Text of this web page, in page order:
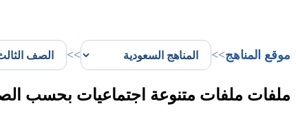
موقع المناهج>>
>>
ملفات ملفات متنوعة اجتماعيات بحسب